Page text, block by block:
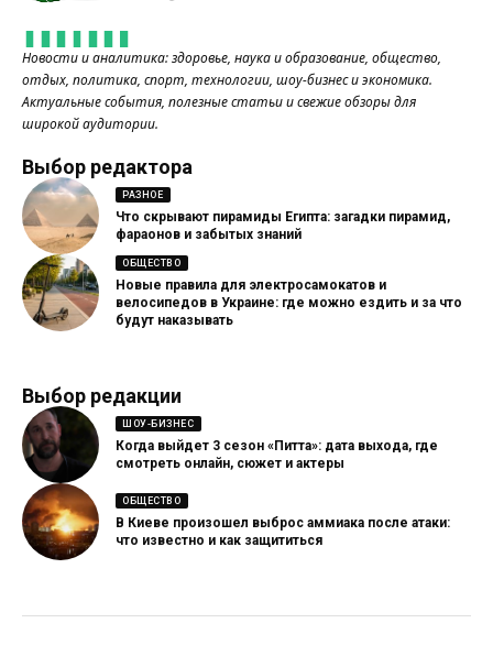
Новости и аналитика: здоровье, наука и образование, общество,
отдых, политика, спорт, технологии, шоу-бизнес и экономика.
Актуальные события, полезные статьи и свежие обзоры для
широкой аудитории.
Выбор редактора
РАЗНОЕ
Что скрывают пирамиды Египта: загадки пирамид,
фараонов и забытых знаний
ОБЩЕСТВО
Новые правила для электросамокатов и
велосипедов в Украине: где можно ездить и за что
будут наказывать
Выбор редакции
ШОУ-БИЗНЕС
Когда выйдет 3 сезон «Питта»: дата выхода, где
смотреть онлайн, сюжет и актеры
ОБЩЕСТВО
В Киеве произошел выброс аммиака после атаки:
что известно и как защититься